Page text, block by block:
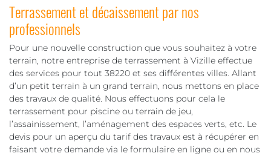
Terrassement et décaissement par nos
professionnels
Pour une nouvelle construction que vous souhaitez à votre
terrain, notre entreprise de terrassement à Vizille effectue
des services pour tout 38220 et ses différentes villes. Allant
d’un petit terrain à un grand terrain, nous mettons en place
des travaux de qualité. Nous effectuons pour cela le
terrassement pour piscine ou terrain de jeu,
l’assainissement, l’aménagement des espaces verts, etc. Le
devis pour un aperçu du tarif des travaux est à récupérer en
faisant votre demande via le formulaire en ligne ou en nous